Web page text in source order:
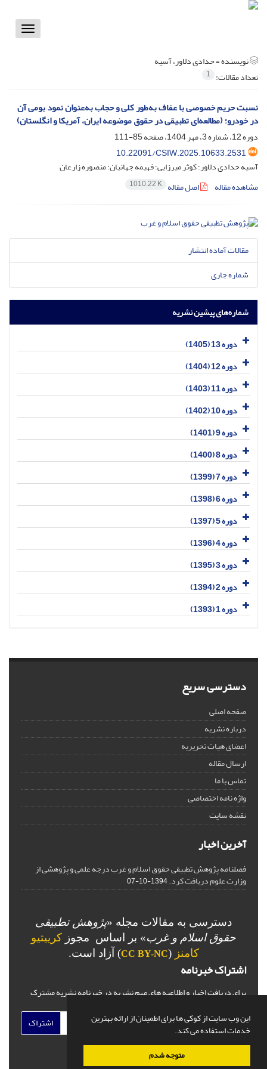
این وب سایت از کوکی ها برای اطمینان از ارائه بهترین
خدمات استفاده می کند.
متوجه شدم
Toggle
نویسنده =حدادی دلاور، آسیه
تعداد مقالات: 1
نسبت حریم خصوصی با عفاف به‌طور کلی و حجاب به‌عنوان نمود بومی آن
در خودرو؛ (مطالعه‌ای تطبیقی در حقوق موضوعه ایران، آمریکا و انگلستان)
دوره 12، شماره 3، مهر 1404، صفحه
85-111
10.22091/CSIW.2025.10633.2531
آسیه حدادی دلاور؛ کوثر میرزایی؛ فهیمه جهانیان؛ منصوره زارعان
مشاهده مقاله
اصل مقاله 1010.22 K
مقالات آماده انتشار
شماره جاری
شماره‌های پیشین نشریه
دوره 13 (1405)
دوره 12 (1404)
دوره 11 (1403)
دوره 10 (1402)
دوره 9 (1401)
دوره 8 (1400)
دوره 7 (1399)
دوره 6 (1398)
دوره 5 (1397)
دوره 4 (1396)
دوره 3 (1395)
دوره 2 (1394)
دوره 1 (1393)
دسترسی سریع
صفحه اصلی
درباره نشریه
اعضای هیات تحریریه
ارسال مقاله
تماس با ما
واژه نامه اختصاصی
نقشه سایت
آخرین اخبار
فصلنامه پژوهش تطبیقی حقوق اسلام و غرب درجه علمی و پژوهشی از
وزارت علوم دریافت کرد.1394-10-07
دسترسی به مقالات مجله «پژوهش تطبیقی
حقوق اسلام و غرب» بر اساس مجوز کرییتیو
کامنز (
CC BY-NC) آزاد است.
اشتراک خبرنامه
برای دریافت اخبار و اطلاعیه های مهم نشریه در خبرنامه نشریه مشترک
اشتراک